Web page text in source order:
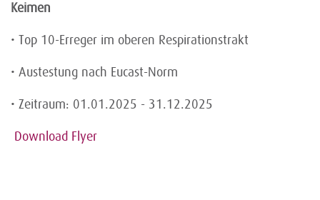
Keimen
• Top 10-Erreger im oberen Respirationstrakt
• Austestung nach Eucast-Norm
• Zeitraum: 01.01.2025 - 31.12.2025
Download Flyer